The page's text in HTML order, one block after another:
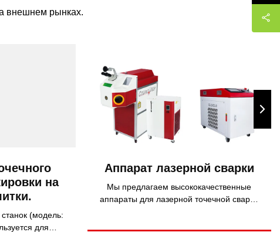
внешнем рынках.
на
(модель:
для
Аппарат лазерной сварки
Мы предлагаем высококачественные
аппараты для лазерной точечной сварки